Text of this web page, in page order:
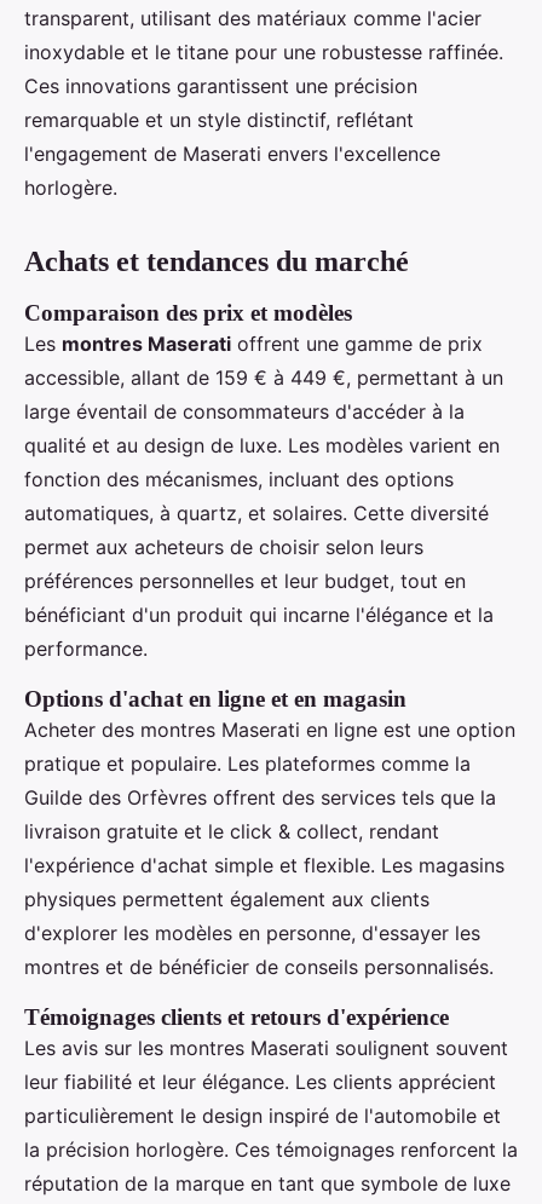
transparent, utilisant des matériaux comme l'acier
inoxydable et le titane pour une robustesse raffinée.
Ces innovations garantissent une précision
remarquable et un style distinctif, reflétant
l'engagement de Maserati envers l'excellence
horlogère.
Achats et tendances du marché
Comparaison des prix et modèles
Les montres Maserati offrent une gamme de prix
accessible, allant de 159 € à 449 €, permettant à un
large éventail de consommateurs d'accéder à la
qualité et au design de luxe. Les modèles varient en
fonction des mécanismes, incluant des options
automatiques, à quartz, et solaires. Cette diversité
permet aux acheteurs de choisir selon leurs
préférences personnelles et leur budget, tout en
bénéficiant d'un produit qui incarne l'élégance et la
performance.
Options d'achat en ligne et en magasin
Acheter des montres Maserati en ligne est une option
pratique et populaire. Les plateformes comme la
Guilde des Orfèvres offrent des services tels que la
livraison gratuite et le click & collect, rendant
l'expérience d'achat simple et flexible. Les magasins
physiques permettent également aux clients
d'explorer les modèles en personne, d'essayer les
montres et de bénéficier de conseils personnalisés.
Témoignages clients et retours d'expérience
Les avis sur les montres Maserati soulignent souvent
leur fiabilité et leur élégance. Les clients apprécient
particulièrement le design inspiré de l'automobile et
la précision horlogère. Ces témoignages renforcent la
réputation de la marque en tant que symbole de luxe